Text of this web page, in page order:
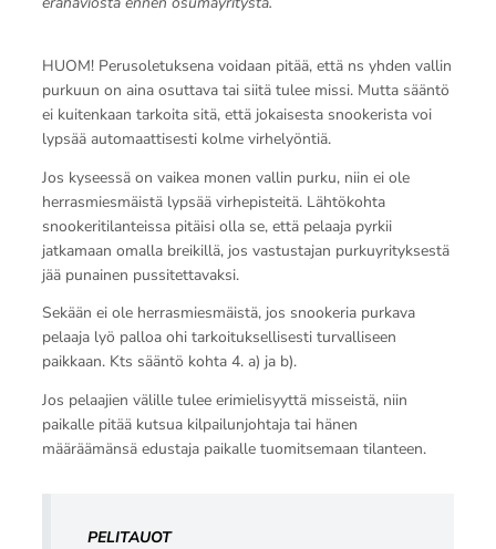
HUOM! Perusoletuksena voidaan pitää, että ns yhden vallin
purkuun on aina osuttava tai siitä tulee missi. Mutta sääntö
ei kuitenkaan tarkoita sitä, että jokaisesta snookerista voi
lypsää automaattisesti kolme virhelyöntiä.
Jos kyseessä on vaikea monen vallin purku, niin ei ole
herrasmiesmäistä lypsää virhepisteitä. Lähtökohta
snookeritilanteissa pitäisi olla se, että pelaaja pyrkii
jatkamaan omalla breikillä, jos vastustajan purkuyrityksestä
jää punainen pussitettavaksi.
Sekään ei ole herrasmiesmäistä, jos snookeria purkava
pelaaja lyö palloa ohi tarkoituksellisesti turvalliseen
paikkaan. Kts sääntö kohta 4. a) ja b).
Jos pelaajien välille tulee erimielisyyttä misseistä, niin
paikalle pitää kutsua kilpailunjohtaja tai hänen
määräämänsä edustaja paikalle tuomitsemaan tilanteen.
PELITAUOT